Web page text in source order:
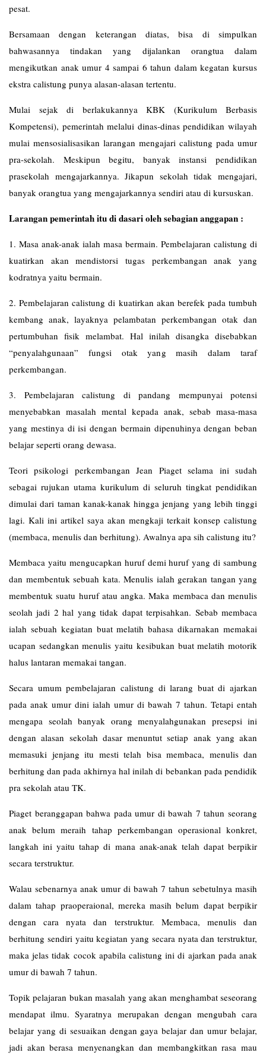
pesat.
Bersamaan dengan keterangan diatas, bisa di simpulkan
bahwasannya tindakan yang dijalankan orangtua dalam
mengikutkan anak umur 4 sampai 6 tahun dalam kegatan kursus
ekstra calistung punya alasan-alasan tertentu.
Mulai sejak di berlakukannya KBK (Kurikulum Berbasis
Kompetensi), pemerintah melalui dinas-dinas pendidikan wilayah
mulai mensosialisasikan larangan mengajari calistung pada umur
pra-sekolah. Meskipun begitu, banyak instansi pendidikan
prasekolah mengajarkannya. Jikapun sekolah tidak mengajari,
banyak orangtua yang mengajarkannya sendiri atau di kursuskan.
Larangan pemerintah itu di dasari oleh sebagian anggapan :
1. Masa anak-anak ialah masa bermain. Pembelajaran calistung di
kuatirkan akan mendistorsi tugas perkembangan anak yang
kodratnya yaitu bermain.
2. Pembelajaran calistung di kuatirkan akan berefek pada tumbuh
kembang anak, layaknya pelambatan perkembangan otak dan
pertumbuhan fisik melambat. Hal inilah disangka disebabkan
“penyalahgunaan” fungsi otak yang masih dalam taraf
perkembangan.
3. Pembelajaran calistung di pandang mempunyai potensi
menyebabkan masalah mental kepada anak, sebab masa-masa
yang mestinya di isi dengan bermain dipenuhinya dengan beban
belajar seperti orang dewasa.
Teori psikologi perkembangan Jean Piaget selama ini sudah
sebagai rujukan utama kurikulum di seluruh tingkat pendidikan
dimulai dari taman kanak-kanak hingga jenjang yang lebih tinggi
lagi. Kali ini artikel saya akan mengkaji terkait konsep calistung
(membaca, menulis dan berhitung). Awalnya apa sih calistung itu?
Membaca yaitu mengucapkan huruf demi huruf yang di sambung
dan membentuk sebuah kata. Menulis ialah gerakan tangan yang
membentuk suatu huruf atau angka. Maka membaca dan menulis
seolah jadi 2 hal yang tidak dapat terpisahkan. Sebab membaca
ialah sebuah kegiatan buat melatih bahasa dikarnakan memakai
ucapan sedangkan menulis yaitu kesibukan buat melatih motorik
halus lantaran memakai tangan.
Secara umum pembelajaran calistung di larang buat di ajarkan
pada anak umur dini ialah umur di bawah 7 tahun. Tetapi entah
mengapa seolah banyak orang menyalahgunakan presepsi ini
dengan alasan sekolah dasar menuntut setiap anak yang akan
memasuki jenjang itu mesti telah bisa membaca, menulis dan
berhitung dan pada akhirnya hal inilah di bebankan pada pendidik
pra sekolah atau TK.
Piaget beranggapan bahwa pada umur di bawah 7 tahun seorang
anak belum meraih tahap perkembangan operasional konkret,
langkah ini yaitu tahap di mana anak-anak telah dapat berpikir
secara terstruktur.
Walau sebenarnya anak umur di bawah 7 tahun sebetulnya masih
dalam tahap praoperaional, mereka masih belum dapat berpikir
dengan cara nyata dan terstruktur. Membaca, menulis dan
berhitung sendiri yaitu kegiatan yang secara nyata dan terstruktur,
maka jelas tidak cocok apabila calistung ini di ajarkan pada anak
umur di bawah 7 tahun.
Topik pelajaran bukan masalah yang akan menghambat seseorang
mendapat ilmu. Syaratnya merupakan dengan mengubah cara
belajar yang di sesuaikan dengan gaya belajar dan umur belajar,
jadi akan berasa menyenangkan dan membangkitkan rasa mau